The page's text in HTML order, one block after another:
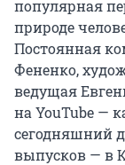
популярная
природе
Постоянная
Фененко,
ведущая
на YouTube —
сегодняшний
выпусков — в